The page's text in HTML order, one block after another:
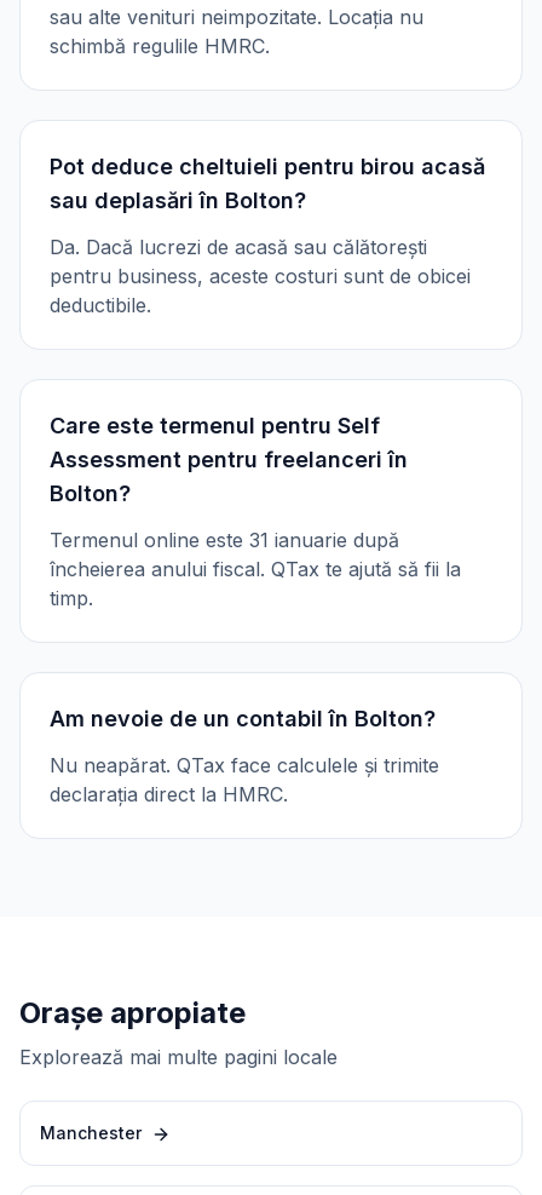
sau alte venituri neimpozitate. Locația nu
schimbă regulile HMRC.
Pot deduce cheltuieli pentru birou acasă
sau deplasări în Bolton?
Da. Dacă lucrezi de acasă sau călătorești
pentru business, aceste costuri sunt de obicei
deductibile.
Care este termenul pentru Self
Assessment pentru freelanceri în
Bolton?
Termenul online este 31 ianuarie după
încheierea anului fiscal. QTax te ajută să fii la
timp.
Am nevoie de un contabil în Bolton?
Nu neapărat. QTax face calculele și trimite
declarația direct la HMRC.
Orașe apropiate
Explorează mai multe pagini locale
Manchester